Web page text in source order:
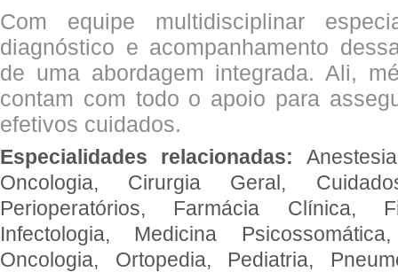
Com equipe multidisciplinar
diagnóstico e acompanhamento
de uma abordagem integrada. Ali,
contam com todo o apoio para
efetivos cuidados.
Especialidades relacionadas:
Oncologia, Cirurgia Geral,
Perioperatórios, Farmácia Clínica,
Infectologia, Medicina
Oncologia, Ortopedia, Pediatria,